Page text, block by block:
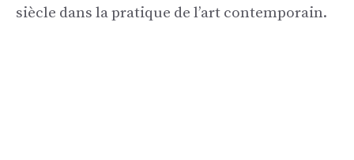
siècle dans la pratique de l’art contemporain.